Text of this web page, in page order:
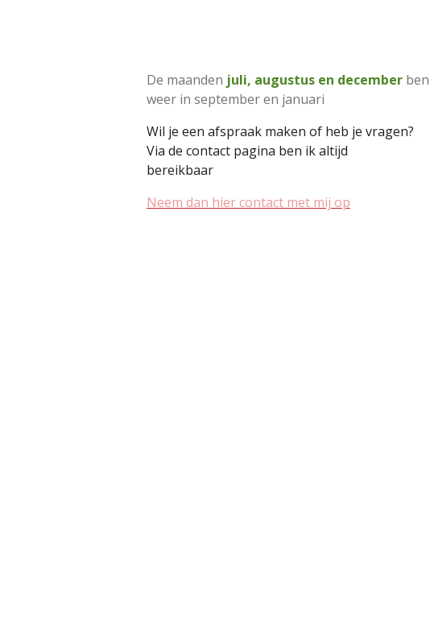
De maanden juli, augustus en december
weer in september en januari
Wil je een afspraak maken of heb je vragen?
Via de contact pagina ben ik altijd
bereikbaar
Neem dan hier contact met mij op